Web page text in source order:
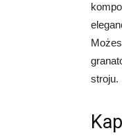
stroju.